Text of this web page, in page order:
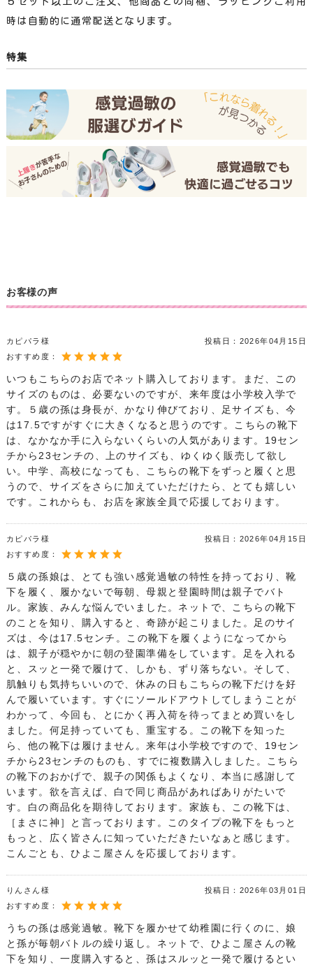
時は自動的に通常配送となります。
特集
お客様の声
カピパラ様 投稿日： 2026年04月15日
おすすめ度：
いつもこちらのお店でネット購入しております。まだ、この
サイズのものは、必要ないのですが、来年度は小学校入学で
す。５歳の孫は身長が、かなり伸びており、足サイズも、今
は17.5ですがすぐに大きくなると思うのです。こちらの靴下
は、なかなか手に入らないくらいの人気があります。19セン
チから23センチの、上のサイズも、ゆくゆく販売して欲し
い。中学、高校になっても、こちらの靴下をずっと履くと思
うので、サイズをさらに加えていただけたら、とても嬉しい
です。これからも、お店を家族全員で応援しております。
カピパラ様 投稿日： 2026年04月15日
おすすめ度：
５歳の孫娘は、とても強い感覚過敏の特性を持っており、靴
下を履く、履かないで毎朝、母親と登園時間は親子でバト
ル。家族、みんな悩んでいました。ネットで、こちらの靴下
のことを知り、購入すると、奇跡が起こりました。足のサイ
ズは、今は17.5センチ。この靴下を履くようになってから
は、親子が穏やかに朝の登園準備をしています。足を入れる
と、スッと一発で履けて、しかも、ずり落ちない。そして、
肌触りも気持ちいいので、休みの日もこちらの靴下だけを好
んで履いています。すぐにソールドアウトしてしまうことが
わかって、今回も、とにかく再入荷を待ってまとめ買いをし
ました。何足持っていても、重宝する。この靴下を知った
ら、他の靴下は履けません。来年は小学校ですので、19セン
チから23センチのものも、すでに複数購入しました。こちら
の靴下のおかげで、親子の関係もよくなり、本当に感謝して
います。欲を言えば、白で同じ商品があればありがたいで
す。白の商品化を期待しております。家族も、この靴下は、
［まさに神］と言っております。このタイプの靴下をもっと
もっと、広く皆さんに知っていただきたいなぁと感じます。
こんごとも、ひよこ屋さんを応援しております。
りんさん様 投稿日： 2026年03月01日
おすすめ度：
うちの孫は感覚過敏。靴下を履かせて幼稚園に行くのに、娘
と孫が毎朝バトルの繰り返し。ネットで、ひよこ屋さんの靴
下を知り、一度購入すると、孫はスルッと一発で履けるとい